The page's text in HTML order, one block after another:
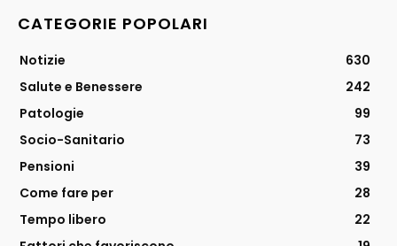
CATEGORIE POPOLARI
Notizie
630
Salute e Benessere
242
Patologie
99
Socio-Sanitario
73
Pensioni
39
Come fare per
28
Tempo libero
22